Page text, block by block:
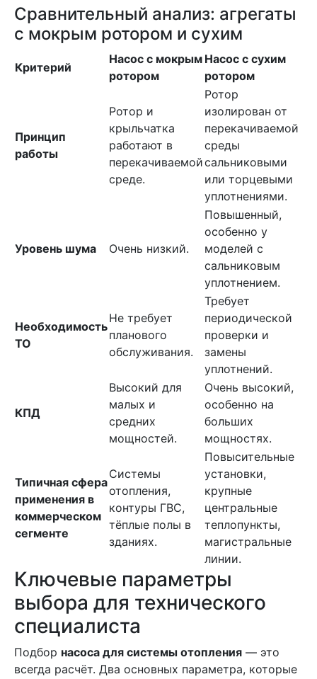
Сравнительный анализ: агрегаты
с мокрым ротором и сухим
Критерий
Насос с мокрым
ротором
Насос с сухим
ротором
Принцип
работы
Ротор и
крыльчатка
работают в
перекачиваемой
среде.
Ротор
изолирован от
перекачиваемой
среды
сальниковыми
или торцевыми
уплотнениями.
Уровень шума Очень низкий.
Повышенный,
особенно у
моделей с
сальниковым
уплотнением.
Необходимость
ТО
Не требует
планового
обслуживания.
Требует
периодической
проверки и
замены
уплотнений.
КПД
Высокий для
малых и
средних
мощностей.
Очень высокий,
особенно на
больших
мощностях.
Типичная сфера
применения в
коммерческом
сегменте
Системы
отопления,
контуры ГВС,
тёплые полы в
зданиях.
Повысительные
установки,
крупные
центральные
теплопункты,
магистральные
линии.
Ключевые параметры
выбора для технического
специалиста
Подбор насоса для системы отопления — это
всегда расчёт. Два основных параметра, которые